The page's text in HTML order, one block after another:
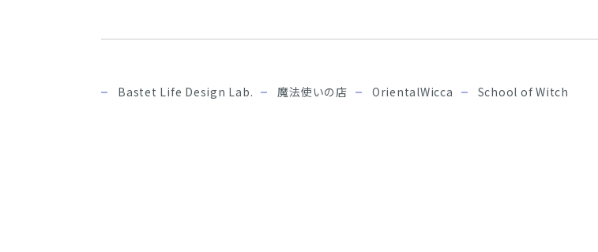
Bastet Life Design Lab. 魔法使いの店 OrientalWicca School of Witch